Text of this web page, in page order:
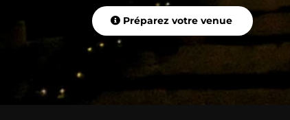
Préparez votre venue